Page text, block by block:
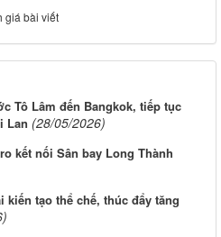
giá bài viết
Tô Lâm đến Bangkok, tiếp tục
Lan (28/05/2026)
kết nối Sân bay Long Thành
kiến tạo thể chế, thúc đẩy tăng